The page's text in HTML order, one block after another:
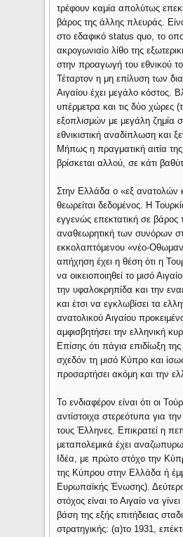
τρέφουν καμία απολύτως
βάρος της άλλης πλευράς.
στο εδαφικό status quo, το
ακρογωνιαίο λίθο της
στην προαγωγή του εθνικού
Τέταρτον η μη επίλυση των
Αιγαίου έχει μεγάλο κόστος.
υπέρμετρα και τις δύο χώρες
εξοπλισμών με μεγάλη ζημία
εθνικιστική αναδίπλωση και
Μήπως η πραγματική αιτία
βρίσκεται αλλού, σε κάτι
Στην Ελλάδα ο «εξ ανατολών
θεωρείται δεδομένος. Η
εγγενώς επεκτατική σε βάρος
αναθεωρητική των συνόρων
εκκολαπτόμενου «νέο-
απήχηση έχει η θέση ότι η
να οικειοποιηθεί το μισό
την υφαλοκρηπίδα και την
και έτσι να εγκλωβίσει τα
ανατολικού Αιγαίου
αμφισβητήσει την ελληνική
Επίσης ότι πάγια επιδίωξη της
σχεδόν τη μισό Κύπρο και
προσαρτήσει ακόμη και την
Το ενδιαφέρον είναι ότι οι
αντίστοιχα στερεότυπα για
τους Έλληνες. Επικρατεί η
μεταπολεμικά έχει
Ιδέα, με πρώτο στόχο την
της Κύπρου στην Ελλάδα ή
Ευρωπαϊκής Ένωσης).
στόχος είναι το Αιγαίο να
βάση της εξής επιτήδειας
στρατηγικής: (α)το 1931,